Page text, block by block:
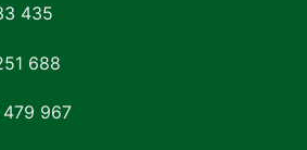
435
688
967